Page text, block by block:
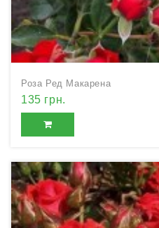
Роза Ред Макарена
135 грн.